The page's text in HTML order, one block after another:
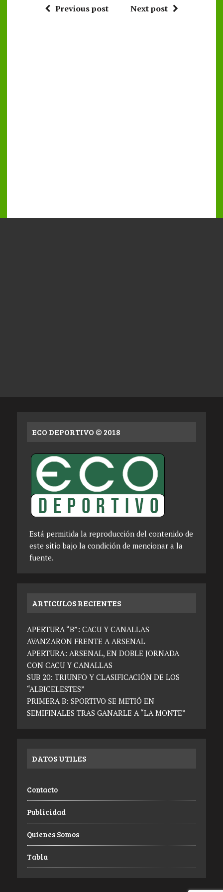
Previous post Next post
ECO DEPORTIVO © 2018
Está permitida la reproducción del contenido de
este sitio bajo la condición de mencionar a la
fuente.
ARTICULOS RECIENTES
APERTURA “B”: CACU Y CANALLAS
AVANZARON FRENTE A ARSENAL
APERTURA: ARSENAL, EN DOBLE JORNADA
CON CACU Y CANALLAS
SUB 20: TRIUNFO Y CLASIFICACIÓN DE LOS
“ALBICELESTES”
PRIMERA B: SPORTIVO SE METIÓ EN
SEMIFINALES TRAS GANARLE A “LA MONTE”
DATOS UTILES
Contacto
Publicidad
Quienes Somos
Tabla